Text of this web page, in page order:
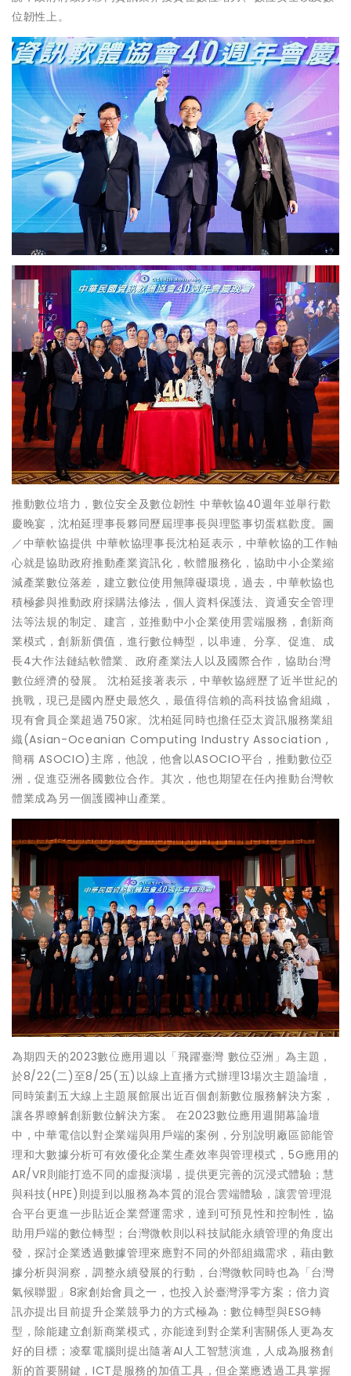
位韌性上。
推動數位培力，數位安全及數位韌性 中華軟協40週年並舉行歡
慶晚宴，沈柏延理事長夥同歷屆理事長與理監事切蛋糕歡度。圖
／中華軟協提供 中華軟協理事長沈柏延表示，中華軟協的工作軸
心就是協助政府推動產業資訊化，軟體服務化，協助中小企業縮
減產業數位落差，建立數位使用無障礙環境，過去，中華軟協也
積極參與推動政府採購法修法，個人資料保護法、資通安全管理
法等法規的制定、建言，並推動中小企業使用雲端服務，創新商
業模式，創新新價值，進行數位轉型，以串連、分享、促進、成
長4大作法鏈結軟體業、政府產業法人以及國際合作，協助台灣
數位經濟的發展。 沈柏延接著表示，中華軟協經歷了近半世紀的
挑戰，現已是國內歷史最悠久，最值得信賴的高科技協會組織，
現有會員企業超過750家。沈柏延同時也擔任亞太資訊服務業組
織(Asian-Oceanian Computing Industry Association ,
簡稱 ASOCIO)主席，他說，他會以ASOCIO平台，推動數位亞
洲，促進亞洲各國數位合作。其次，他也期望在任內推動台灣軟
體業成為另一個護國神山產業。
為期四天的2023數位應用週以「飛躍臺灣 數位亞洲」為主題，
於8/22(二)至8/25(五)以線上直播方式辦理13場次主題論壇，
同時策劃五大線上主題展館展出近百個創新數位服務解決方案，
讓各界瞭解創新數位解決方案。 在2023數位應用週開幕論壇
中，中華電信以對企業端與用戶端的案例，分別說明廠區節能管
理和大數據分析可有效優化企業生產效率與管理模式，5G應用的
AR/VR則能打造不同的虛擬演場，提供更完善的沉浸式體驗；慧
與科技(HPE)則提到以服務為本質的混合雲端體驗，讓雲管理混
合平台更進一步貼近企業營運需求，達到可預見性和控制性，協
助用戶端的數位轉型；台灣微軟則以科技賦能永續管理的角度出
發，探討企業透過數據管理來應對不同的外部組織需求，藉由數
據分析與洞察，調整永續發展的行動，台灣微軟同時也為「台灣
氣候聯盟」8家創始會員之一，也投入於臺灣淨零方案；倍力資
訊亦提出目前提升企業競爭力的方式極為：數位轉型與ESG轉
型，除能建立創新商業模式，亦能達到對企業利害關係人更為友
好的目標；凌羣電腦則提出隨著AI人工智慧演進，人成為服務創
新的首要關鍵，ICT是服務的加值工具，但企業應透過工具掌握